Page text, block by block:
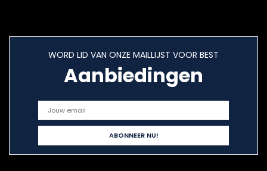
WORD LID VAN ONZE MAILLIJST VOOR BEST
Aanbiedingen